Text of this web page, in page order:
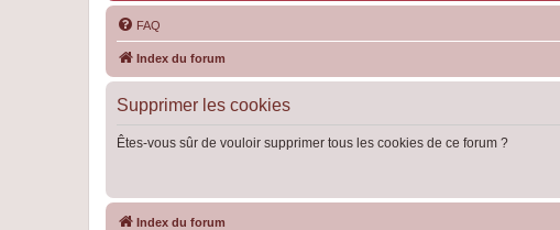
FAQ
Index du forum
Supprimer les cookies
Êtes-vous sûr de vouloir supprimer tous les cookies de ce forum ?
Index du forum